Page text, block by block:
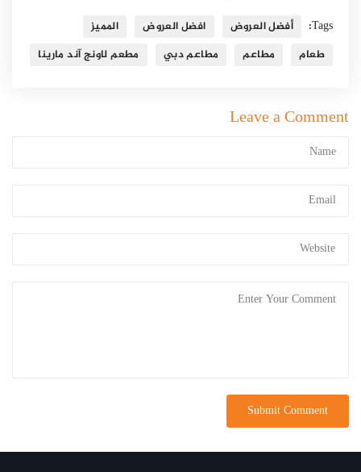
Tags:
أفضل العروض افضل العروض
المميز
طعام
مطاعم مطاعم دبي مطعم لاونج آند مارينا
Leave a Comment